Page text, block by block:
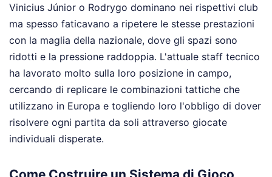
Vinicius Júnior o Rodrygo dominano nei rispettivi club
ma spesso faticavano a ripetere le stesse prestazioni
con la maglia della nazionale, dove gli spazi sono
ridotti e la pressione raddoppia. L'attuale staff tecnico
ha lavorato molto sulla loro posizione in campo,
cercando di replicare le combinazioni tattiche che
utilizzano in Europa e togliendo loro l'obbligo di dover
risolvere ogni partita da soli attraverso giocate
individuali disperate.